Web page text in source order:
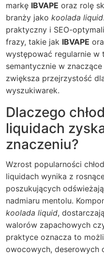
markę IBVAPE oraz rolę
branży jako koolada liquid
praktyczny i SEO-
frazy, takie jak IBVAPE
występować regularnie w
semantycznie w
zwiększa przejrzystość
wyszukiwarek.
Dlaczego
liquidach
znaczeniu?
Wzrost popularności
liquidach wynika z
poszukujących
nadmiaru mentolu.
koolada liquid,
walorów zapachowych
praktyce oznacza to
owocowych, deserowych